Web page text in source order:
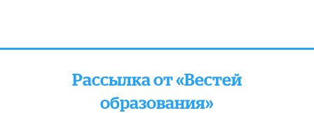
Рассылка от «Вестей
образования»